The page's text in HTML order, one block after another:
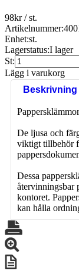
98kr/ st.
Artikelnummer:
Enhet:st.
Lagerstatus:I lager
St:
Lägg i varukorg
Beskrivning
De ljusa och
viktigt tillbehör
Dessa
återvinningsbar
kontoret.
kan hålla